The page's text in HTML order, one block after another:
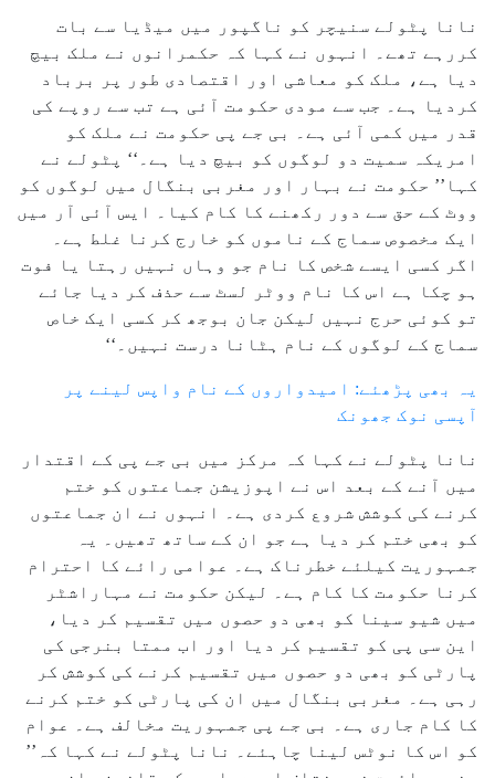
نانا پٹولے سنیچر کو ناگپور میں میڈیا سے بات
کررہے تھے۔ انہوں نے کہا کہ حکمرانوں نے ملک بیچ
دیا ہے، ملک کو معاشی اور اقتصادی طور پر برباد
کردیا ہے۔ جب سے مودی حکومت آئی ہے تب سے روپے کی
قدر میں کمی آئی ہے۔ بی جے پی حکومت نے ملک کو
امریکہ سمیت دو لوگوں کو بیچ دیا ہے۔‘‘ پٹولے نے
کہا’’ حکومت نے بہار اور مغربی بنگال میں لوگوں کو
ووٹ کے حق سے دور رکھنے کا کام کیا۔ ایس آئی آر میں
ایک مخصوص سماج کے ناموں کو خارج کرنا غلط ہے۔
اگر کسی ایسے شخص کا نام جو وہاں نہیں رہتا یا فوت
ہو چکا ہے اس کا نام ووٹر لسٹ سے حذف کر دیا جائے
تو کوئی حرج نہیں لیکن جان بوجھ کر کسی ایک خاص
سماج کے لوگوں کے نام ہٹانا درست نہیں۔‘‘
یہ بھی پڑھئے: امیدواروں کے نام واپس لینے پر
آپسی نوک جھونک
نانا پٹولے نے کہا کہ مرکز میں بی جے پی کے اقتدار
میں آنے کے بعد اس نے اپوزیشن جماعتوں کو ختم
کرنے کی کوشش شروع کردی ہے۔ انہوں نے ان جماعتوں
کو بھی ختم کر دیا ہے جو ان کے ساتھ تھیں۔ یہ
جمہوریت کیلئے خطرناک ہے۔ عوامی رائے کا احترام
کرنا حکومت کا کام ہے۔ لیکن حکومت نے مہاراشٹر
میں شیو سینا کو بھی دو حصوں میں تقسیم کر دیا،
این سی پی کو تقسیم کر دیا اور اب ممتا بنرجی کی
پارٹی کو بھی دو حصوں میں تقسیم کرنے کی کوشش کر
رہی ہے۔ مغربی بنگال میں ان کی پارٹی کو ختم کرنے
کا کام جاری ہے۔ بی جے پی جمہوریت مخالف ہے۔ عوام
کو اس کا نوٹس لینا چاہئے۔ نانا پٹولے نے کہا کہ’’